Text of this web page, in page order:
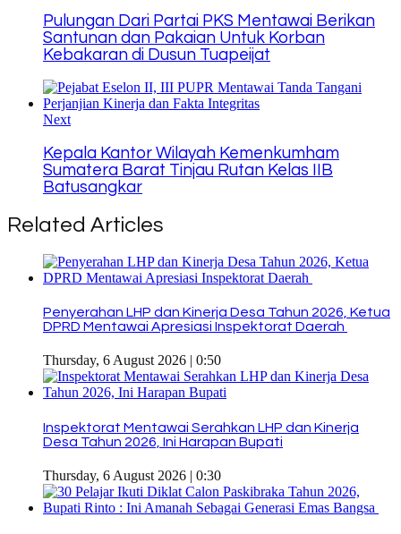
Pulungan Dari Partai PKS Mentawai Berikan
Santunan dan Pakaian Untuk Korban
Kebakaran di Dusun Tuapeijat
Next
Kepala Kantor Wilayah Kemenkumham
Sumatera Barat Tinjau Rutan Kelas IIB
Batusangkar
Related Articles
Penyerahan LHP dan Kinerja Desa Tahun 2026, Ketua
DPRD Mentawai Apresiasi Inspektorat Daerah
Thursday, 6 August 2026 | 0:50
Inspektorat Mentawai Serahkan LHP dan Kinerja
Desa Tahun 2026, Ini Harapan Bupati
Thursday, 6 August 2026 | 0:30